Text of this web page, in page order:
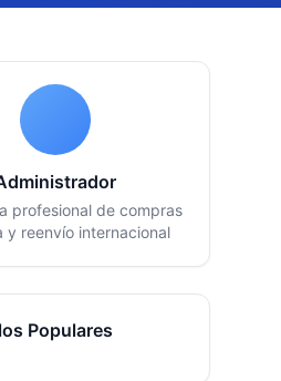
profesional de compras
y reenvío internacional
Populares